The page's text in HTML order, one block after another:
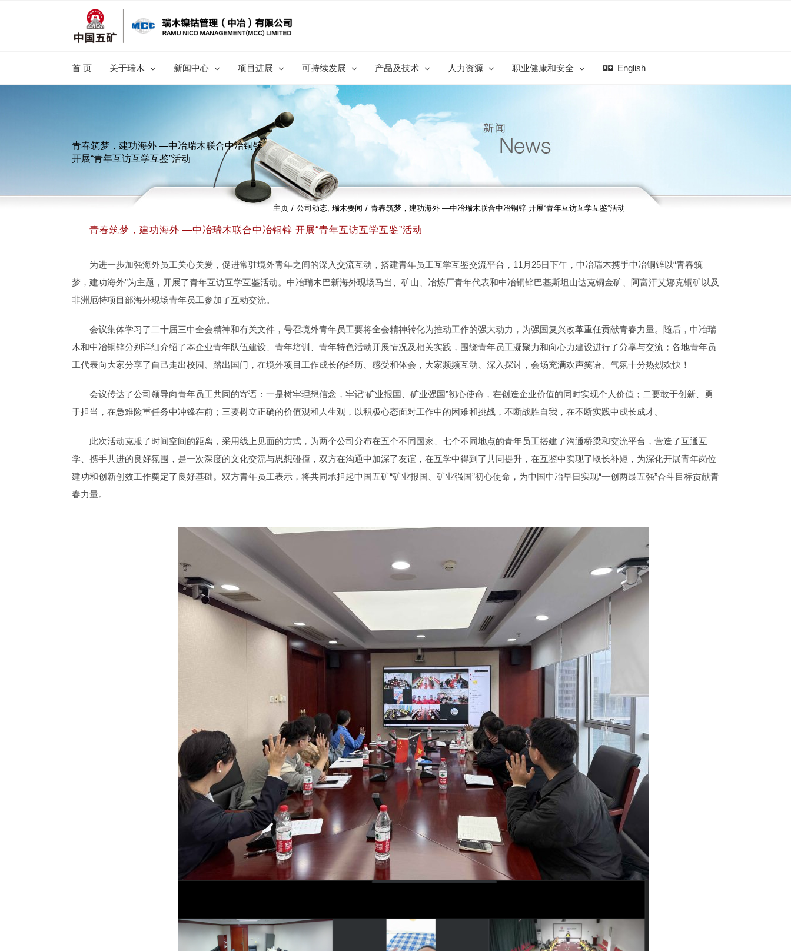
首 页 关于瑞木 新闻中心 项目进展 可持续发展 产品及技术 人力资源 职业健康和安全 English
青春筑梦，建功海外 —中冶瑞木联合中冶铜锌
开展“青年互访互学互鉴”活动
主页 / 公司动态, 瑞木要闻 / 青春筑梦，建功海外 —中冶瑞木联合中冶铜锌 开展“青年互访互学互鉴”活动
青春筑梦，建功海外 —中冶瑞木联合中冶铜锌 开展“青年互访互学互鉴”活动
为进一步加强海外员工关心关爱，促进常驻境外青年之间的深入交流互动，搭建青年员工互学互鉴交流平台，11月25日下午，中冶瑞木携手中冶铜锌以“青春筑
梦，建功海外”为主题，开展了青年互访互学互鉴活动。中冶瑞木巴新海外现场马当、矿山、冶炼厂青年代表和中冶铜锌巴基斯坦山达克铜金矿、阿富汗艾娜克铜矿以及
非洲厄特项目部海外现场青年员工参加了互动交流。
会议集体学习了二十届三中全会精神和有关文件，号召境外青年员工要将全会精神转化为推动工作的强大动力，为强国复兴改革重任贡献青春力量。随后，中冶瑞
木和中冶铜锌分别详细介绍了本企业青年队伍建设、青年培训、青年特色活动开展情况及相关实践，围绕青年员工凝聚力和向心力建设进行了分享与交流；各地青年员
工代表向大家分享了自己走出校园、踏出国门，在境外项目工作成长的经历、感受和体会，大家频频互动、深入探讨，会场充满欢声笑语、气氛十分热烈欢快！
会议传达了公司领导向青年员工共同的寄语：一是树牢理想信念，牢记“矿业报国、矿业强国”初心使命，在创造企业价值的同时实现个人价值；二要敢于创新、勇
于担当，在急难险重任务中冲锋在前；三要树立正确的价值观和人生观，以积极心态面对工作中的困难和挑战，不断战胜自我，在不断实践中成长成才。
此次活动克服了时间空间的距离，采用线上见面的方式，为两个公司分布在五个不同国家、七个不同地点的青年员工搭建了沟通桥梁和交流平台，营造了互通互
学、携手共进的良好氛围，是一次深度的文化交流与思想碰撞，双方在沟通中加深了友谊，在互学中得到了共同提升，在互鉴中实现了取长补短，为深化开展青年岗位
建功和创新创效工作奠定了良好基础。双方青年员工表示，将共同承担起中国五矿“矿业报国、矿业强国”初心使命，为中国中冶早日实现“一创两最五强”奋斗目标贡献青
春力量。